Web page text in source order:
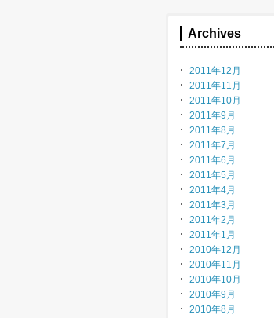
Archives
2011年12月
2011年11月
2011年10月
2011年9月
2011年8月
2011年7月
2011年6月
2011年5月
2011年4月
2011年3月
2011年2月
2011年1月
2010年12月
2010年11月
2010年10月
2010年9月
2010年8月